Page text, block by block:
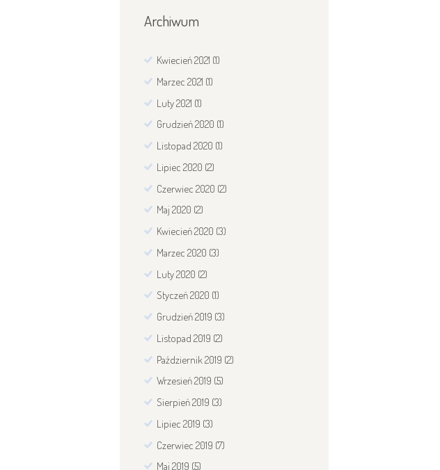
Archiwum
Kwiecień2021 (1)
Marzec 2021 (1)
Luty2021 (1)
Grudzień2020 (1)
Listopad 2020 (1)
Lipiec 2020 (2)
Czerwiec 2020 (2)
Maj 2020 (2)
Kwiecień2020 (3)
Marzec 2020 (3)
Luty2020 (2)
Styczeń2020 (1)
Grudzień2019 (3)
Listopad 2019 (2)
Październik2019 (2)
Wrzesień2019 (5)
Sierpień2019 (3)
Lipiec 2019 (3)
Czerwiec 2019 (7)
Maj 2019 (5)